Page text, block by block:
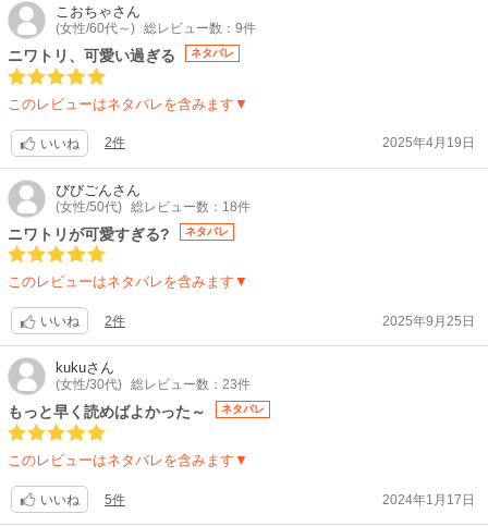
こおちゃさん
(女性/60代～) 総レビュー数：9件
ニワトリ、可愛い過ぎる ネタバレ
このレビューはネタバレを含みます▼
いいね 2件 2025年4月19日
びびごんさん
(女性/50代) 総レビュー数：18件
ニワトリが可愛すぎる? ネタバレ
このレビューはネタバレを含みます▼
いいね 2件 2025年9月25日
kukuさん
(女性/30代) 総レビュー数：23件
もっと早く読めばよかった～ ネタバレ
このレビューはネタバレを含みます▼
いいね 5件 2024年1月17日